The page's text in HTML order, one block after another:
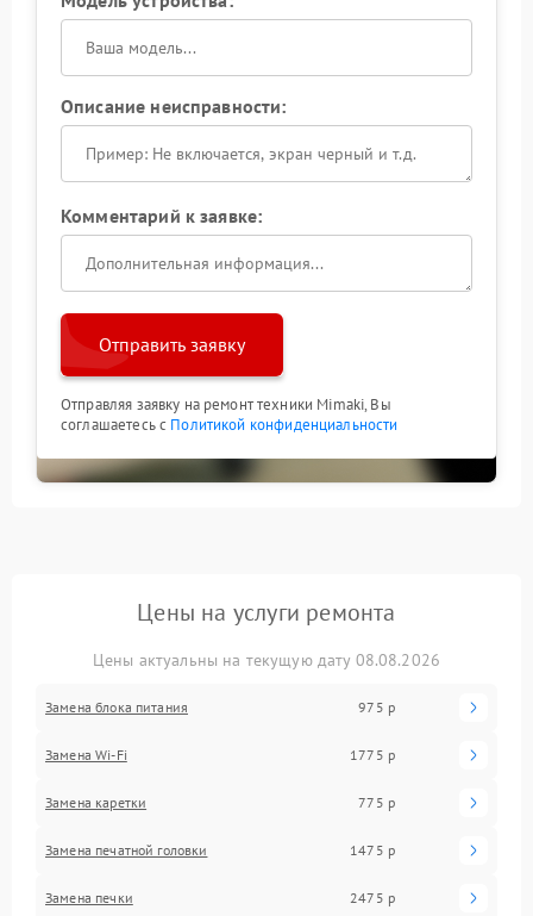
Описание неисправности:
Комментарий к заявке:
Отправить заявку
Отправляя заявку на ремонт техники Mimaki, Вы
соглашаетесь с Политикой конфиденциальности
Цены на услуги ремонта
Цены актуальны на текущую дату 08.08.2026
Замена блока питания 975 р
Замена Wi-Fi 1775 р
Замена каретки 775 р
Замена печатной головки 1475 р
Замена печки 2475 р